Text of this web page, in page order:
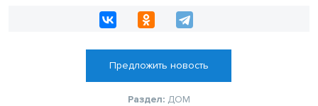
Предложить новость
Раздел: ДОМ